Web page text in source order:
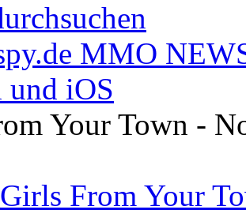
MMO
iOS
Your Town -
Girls From Your